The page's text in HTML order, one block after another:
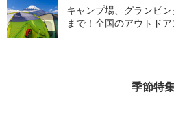
キャンプ場、グランピ
まで！全国のアウトド
季節特